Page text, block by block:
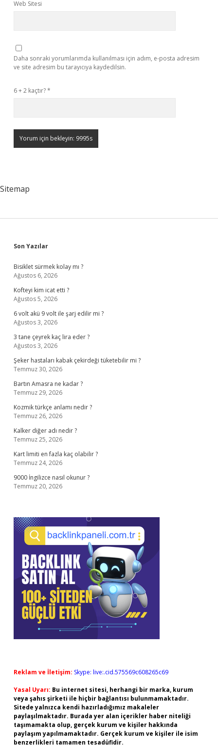
Web Sitesi
Daha sonraki yorumlarımda kullanılması için adım, e-posta adresim
ve site adresim bu tarayıcıya kaydedilsin.
6 + 2 kaçtır?*
Sitemap
Sidebar
Son Yazılar
Bisiklet sürmek kolay mı ?
Ağustos 6, 2026
Kofteyi kim icat etti ?
Ağustos 5, 2026
6 volt akü 9 volt ile şarj edilir mi ?
Ağustos 3, 2026
3 tane çeyrek kaç lira eder ?
Ağustos 3, 2026
Şeker hastaları kabak çekirdeği tüketebilir mi ?
Temmuz 30, 2026
Bartın Amasra ne kadar ?
Temmuz 29, 2026
Kozmik türkçe anlamı nedir ?
Temmuz 26, 2026
Kalker diğer adı nedir ?
Temmuz 25, 2026
Kart limiti en fazla kaç olabilir ?
Temmuz 24, 2026
9000 İngilizce nasıl okunur ?
Temmuz 20, 2026
Reklam ve İletişim: Skype: live:.cid.575569c608265c69
Yasal Uyarı: Bu internet sitesi, herhangi bir marka, kurum
veya şahıs şirketi ile hiçbir bağlantısı bulunmamaktadır.
Sitede yalnızca kendi hazırladığımız makaleler
paylaşılmaktadır. Burada yer alan içerikler haber niteliği
taşımamakta olup, gerçek kurum ve kişiler hakkında
paylaşım yapılmamaktadır. Gerçek kurum ve kişiler ile isim
benzerlikleri tamamen tesadüfidir.